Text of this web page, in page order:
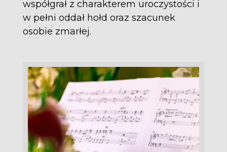
współgrał z charakterem uroczystości i
w pełni oddał hołd oraz szacunek
osobie zmarłej.